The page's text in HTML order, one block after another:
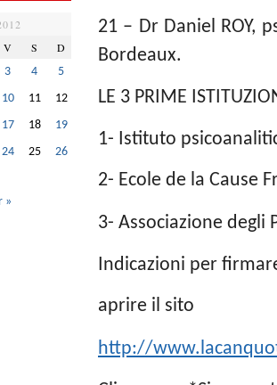
21 – Dr Daniel ROY,
Bordeaux.
LE 3 PRIME
1- Istituto
2- Ecole de la Cause
3- Associazione degli
Indicazioni per
aprire il sito
http://
V S D
3 4
5
10 11
12
17 18
19
24 25
26
»